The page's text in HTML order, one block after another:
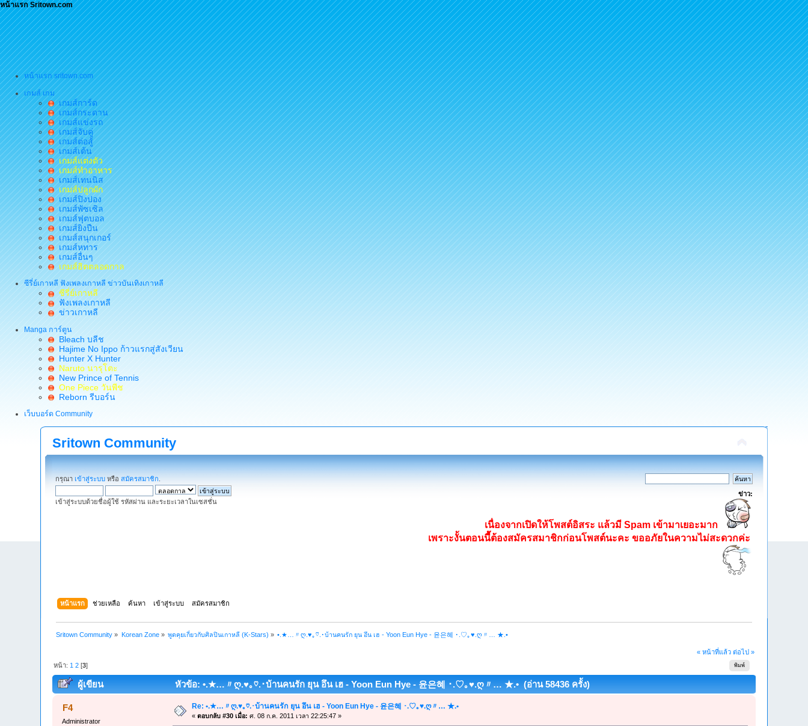
หน้าแรก Sritown.com
หน้าแรก sritown.com
เกมส์ เกม
เกมส์การ์ด
เกมส์กระดาน
เกมส์แข่งรถ
เกมส์จับคู่
เกมส์ต่อสู้
เกมส์เต้น
เกมส์แต่งตัว
เกมส์ทำอาหาร
เกมส์เทนนิส
เกมส์ปลูกผัก
เกมส์ปิงปอง
เกมส์พัซเซิล
เกมส์ฟุตบอล
เกมส์ยิงปืน
เกมส์สนุกเกอร์
เกมส์หทาร
เกมส์อื่นๆ
เกมส์ฮิตตลอดกาล
ซีรี่ย์เกาหลี ฟังเพลงเกาหลี ข่าวบันเทิงเกาหลี
ซีรี่ย์เกาหลี
ฟังเพลงเกาหลี
ข่าวเกาหลี
Manga การ์ตูน
Bleach บลีช
Hajime No Ippo ก้าวแรกสู่สังเวียน
Hunter X Hunter
Naruto นารุโตะ
New Prince of Tennis
One Piece วันพีช
Reborn รีบอร์น
เว็บบอร์ด Community
Sritown Community
กรุณา เข้าสู่ระบบ หรือสมัครสมาชิก
เข้าสู่ระบบด้วยชื่อผู้ใช้ รหัสผ่าน และระยะเวลาในเซสชั่น
ข่าว:
เนื่องจากเปิดให้โพสต์อิสระ แล้วมี Spam เข้ามาเยอะมาก
เพราะงั้นตอนนี้ต้องสมัครสมาชิกก่อนโพสต์นะคะ ขออภัยในความไม่สะดวกค่ะ
หน้าแรก ช่วยเหลือ ค้นหา เข้าสู่ระบบ สมัครสมาชิก
Sritown Community » Korean Zone» พูดคุยเกี่ยวกับศิลปินเกาหลี (K-Stars) » •.★…〃ღ.♥｡♡.･บ้านคนรัก ยุน อึน เฮ - Yoon Eun Hye - 윤은혜 ･.♡｡♥.ღ〃… ★.•
« หน้าที่แล้ว ต่อไป »
พิมพ์
หน้า: 1 2 [3]
ผู้เขียน หัวข้อ: •.★…〃ღ.♥｡♡.･บ้านคนรัก ยุน อึน เฮ - Yoon Eun Hye - 윤은혜 ･.♡｡♥.ღ〃… ★.• (อ่าน 58436 ครั้ง)
F4
Administrator
Re: •.★…〃ღ.♥｡♡.･บ้านคนรัก ยุน อึน เฮ - Yoon Eun Hye - 윤은혜 ･.♡｡♥.ღ〃… ★.•
«ตอบกลับ #30 เมื่อ: ศ. 08 ก.ค. 2011 เวลา 22:25:47 »